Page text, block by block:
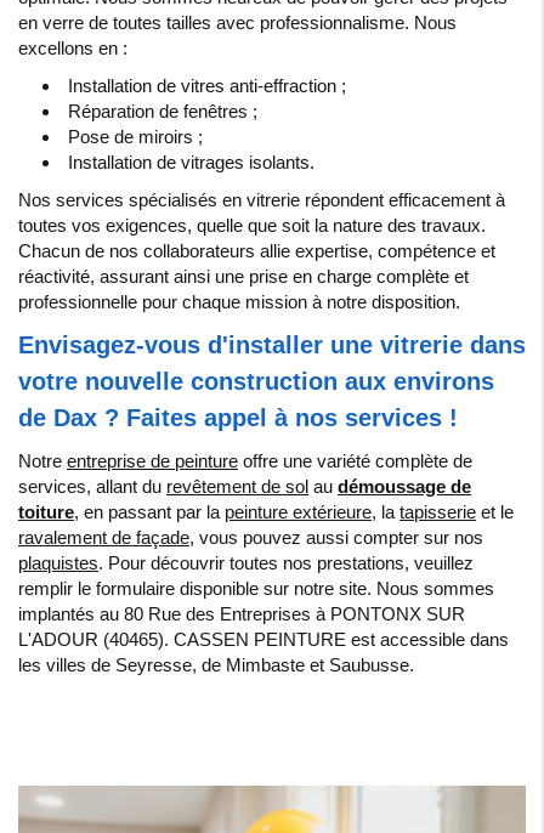
en verre de toutes tailles avec professionnalisme. Nous
excellons en :
Installation de vitres anti-effraction ;
Réparation de fenêtres ;
Pose de miroirs ;
Installation de vitrages isolants.
Nos services spécialisés en vitrerie répondent efficacement à
toutes vos exigences, quelle que soit la nature des travaux.
Chacun de nos collaborateurs allie expertise, compétence et
réactivité, assurant ainsi une prise en charge complète et
professionnelle pour chaque mission à notre disposition.
Envisagez-vous d'installer une vitrerie dans
votre nouvelle construction aux environs
de Dax ? Faites appel à nos services !
Notre entreprise de peinture offre une variété complète de
services, allant du revêtement de sol au démoussage de
toiture, en passant par la peinture extérieure, la tapisserie et le
ravalement de façade, vous pouvez aussi compter sur nos
plaquistes. Pour découvrir toutes nos prestations, veuillez
remplir le formulaire disponible sur notre site. Nous sommes
implantés au 80 Rue des Entreprises à PONTONX SUR
L'ADOUR (40465). CASSEN PEINTURE est accessible dans
les villes de Seyresse, de Mimbaste et Saubusse.